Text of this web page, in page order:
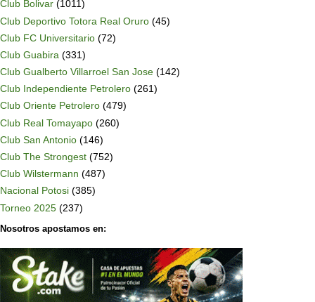
Club Bolivar (1011)
Club Deportivo Totora Real Oruro (45)
Club FC Universitario (72)
Club Guabira (331)
Club Gualberto Villarroel San Jose (142)
Club Independiente Petrolero (261)
Club Oriente Petrolero (479)
Club Real Tomayapo (260)
Club San Antonio (146)
Club The Strongest (752)
Club Wilstermann (487)
Nacional Potosi (385)
Torneo 2025 (237)
Nosotros apostamos en: